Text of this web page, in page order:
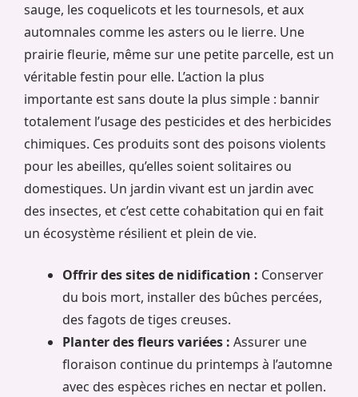
sauge, les coquelicots et les tournesols, et aux
automnales comme les asters ou le lierre. Une
prairie fleurie, même sur une petite parcelle, est un
véritable festin pour elle. L’action la plus
importante est sans doute la plus simple : bannir
totalement l’usage des pesticides et des herbicides
chimiques. Ces produits sont des poisons violents
pour les abeilles, qu’elles soient solitaires ou
domestiques. Un jardin vivant est un jardin avec
des insectes, et c’est cette cohabitation qui en fait
un écosystème résilient et plein de vie.
Offrir des sites de nidification : Conserver
du bois mort, installer des bûches percées,
des fagots de tiges creuses.
Planter des fleurs variées : Assurer une
floraison continue du printemps à l’automne
avec des espèces riches en nectar et pollen.